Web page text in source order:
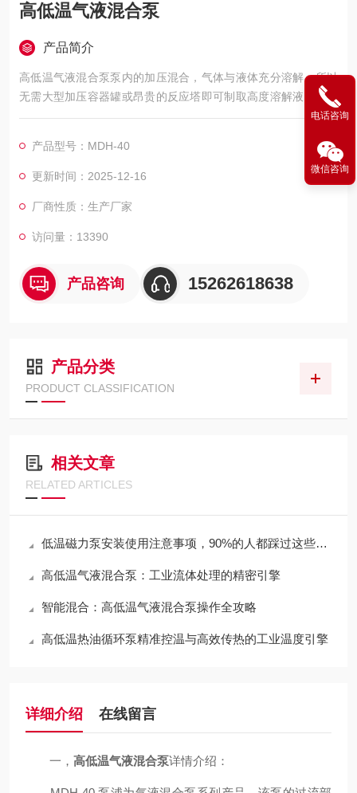
高低温气液混合泵
产品简介
高低温气液混合泵泵内的加压混合，气体与液体充分溶解。所以
无需大型加压容器罐或昂贵的反应塔即可制取高度溶解液。应用
于贵重液体，冷媒或高温液体，低粘度液体，腐蚀性液体及苛刻
0℃以内热水、低温-100℃以内防冻液等介质。可根据客户需
求，定制变频、防爆、特殊电源等电机。
产品型号：MDH-40
更新时间：2025-12-16
厂商性质：生产厂家
访问量：13390
产品咨询 15262618638
产品分类
PRODUCT CLASSIFICATION
相关文章
RELATED ARTICLES
低温磁力泵安装使用注意事项，90%的人都踩过这些坑！
高低温气液混合泵：工业流体处理的精密引擎
智能混合：高低温气液混合泵操作全攻略
高低温热油循环泵精准控温与高效传热的工业温度引擎
详细介绍 在线留言
一， 高低温气液混合泵详情介绍：
电话咨询
微信咨询